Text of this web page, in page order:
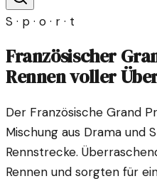
S · p · o · r · t
Französischer
Rennen voller
Der Französische Grand
Mischung aus Drama und
Rennstrecke.
Rennen und sorgten für